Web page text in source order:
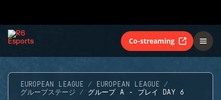
Co-streaming
EUROPEAN LEAGUE
EUROPEAN LEAGUE
グループステージ
グループ A - プレイ DAY 6